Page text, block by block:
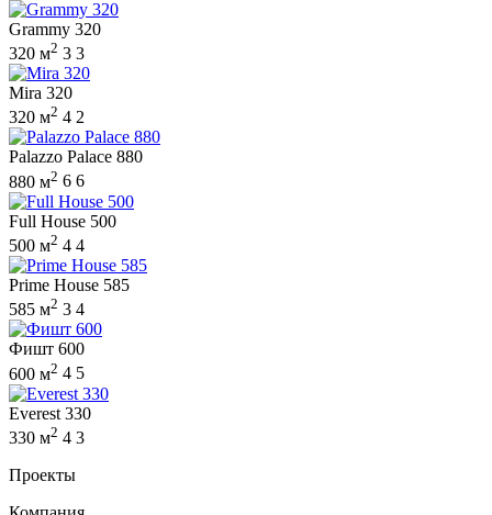
Grammy 320
320 м2 3 3
Mira 320
320 м2 4 2
Palazzo Palace 880
880 м2 6 6
Full House 500
500 м2 4 4
Prime House 585
585 м2 3 4
Фишт 600
600 м2 4 5
Everest 330
330 м2 4 3
Проекты